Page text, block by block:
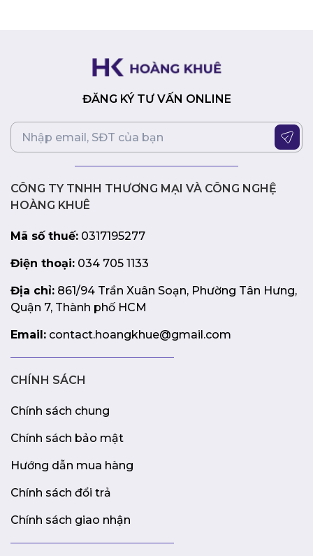
Ổ cứng SSD KINGMAX Zeus PQ3480 512GB M.2 PCIe Gen
3×4 là sự lựa chọn tuyệt vời để nâng cấp hệ thống của
bạn, mang lại tốc độ vượt trội, dung lượng lưu trữ thoải
pháp nâng cấp hiệu quả về chi phí cho mọi người dùng.
ĐĂNG KÝ TƯ VẤN ONLINE
CÔNG TY TNHH THƯƠNG MẠI VÀ CÔNG NGHỆ
HOÀNG KHUÊ
Mã số thuế: 0317195277
Điện thoại: 034 705 1133
Địa chỉ: 861/94 Trần Xuân Soạn, Phường Tân Hưng,
Quận 7, Thành phố HCM
Email: contact.hoangkhue@gmail.com
CHÍNH SÁCH
Chính sách chung
Chính sách bảo mật
Hướng dẫn mua hàng
Chính sách đổi trả
Chính sách giao nhận